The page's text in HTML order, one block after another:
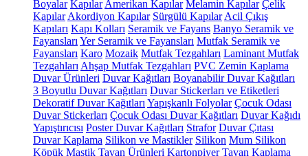
Boyalar Kapılar Amerikan Kapılar Melamin Kapılar Çelik
Kapılar Akordiyon Kapılar Sürgülü Kapılar Acil Çıkış
Kapıları Kapı Kolları Seramik ve Fayans Banyo Seramik ve
Fayansları Yer Seramik ve Fayansları Mutfak Seramik ve
Fayansları Karo Mozaik Mutfak Tezgahları Laminant Mutfak
Tezgahları Ahşap Mutfak Tezgahları PVC Zemin Kaplama
Duvar Ürünleri Duvar Kağıtları Boyanabilir Duvar Kağıtları
3 Boyutlu Duvar Kağıtları Duvar Stickerları ve Etiketleri
Dekoratif Duvar Kağıtları Yapışkanlı Folyolar Çocuk Odası
Duvar Stickerları Çocuk Odası Duvar Kağıtları Duvar Kağıdı
Yapıştırıcısı Poster Duvar Kağıtları Strafor Duvar Çıtası
Duvar Kaplama Silikon ve Mastikler Silikon Mum Silikon
Köpük Mastik Tavan Ürünleri Kartonpiyer Tavan Kaplama